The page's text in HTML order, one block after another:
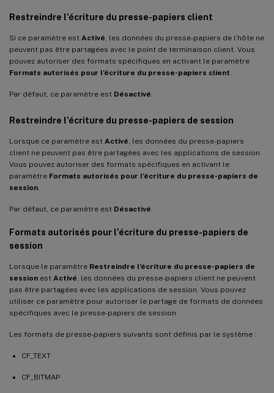
Restreindre l’écriture du presse-papiers client
Si ce paramètre est Activé , les données du presse-papiers de l’hôte ne
peuvent pas être partagées avec le point de terminaison client. Vous
pouvez autoriser des formats spécifiques en activant le paramètre
Formats autorisés pour l’écriture du presse-papiers client
Par défaut, ce paramètre est Désactivé
Restreindre l’écriture du presse-papiers de session
Lorsque ce paramètre est Activé , les données du presse-papiers
client ne peuvent pas être partagées avec les applications de session.
Vous pouvez autoriser des formats spécifiques en activant le
paramètre Formats autorisés pour l’écriture du presse-papiers de
session
Par défaut, ce paramètre est Désactivé
Formats autorisés pour l’écriture du presse-papiers de
session
Lorsque le paramètre Restreindre l’écriture du presse-papiers de
session est Activé , les données du presse-papiers client ne peuvent
pas être partagées avec les applications de session. Vous pouvez
utiliser ce paramètre pour autoriser le partage de formats de données
spécifiques avec le presse-papiers de session.
Les formats de presse-papiers suivants sont définis par le système :
CF_TEXT
CF_BITMAP